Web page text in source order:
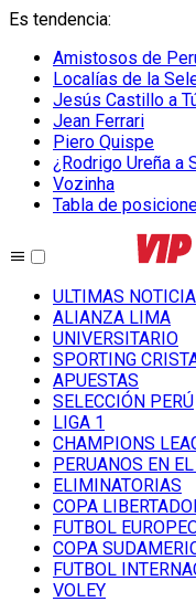
Es tendencia:
Amistosos de
Localías de la
Jesús Castillo a
Jean Ferrari
Piero Quispe
¿Rodrigo Ureña a
Vozinha
Tabla de
ULTIMAS
ALIANZA LIMA
UNIVERSITARIO
SPORTING
APUESTAS
SELECCIÓN PERÚ
LIGA 1
CHAMPIONS
PERUANOS EN
ELIMINATORIAS
COPA
FUTBOL
COPA
FUTBOL
VOLEY